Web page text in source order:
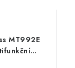
MT992E